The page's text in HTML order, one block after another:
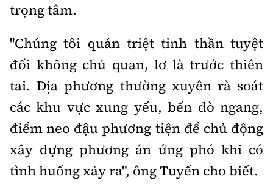
trọng tâm.
"Chúng tôi quán triệt tinh thần tuyệt
đối không chủ quan, lơ là trước thiên
tai. Địa phương thường xuyên rà soát
các khu vực xung yếu, bến đò ngang,
điểm neo đậu phương tiện để chủ động
xây dựng phương án ứng phó khi có
tình huống xảy ra", ông Tuyến cho biết.